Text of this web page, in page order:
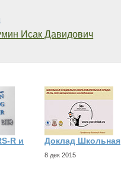
Исак Давидович
R и
Доклад Школьная
8 дек 2015